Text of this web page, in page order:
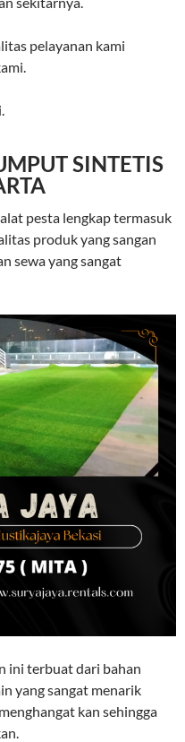
pelayanan kami
SINTETIS
pesta lengkap termasuk
produk yang sangan
sewa yang sangat
ini terbuat dari bahan
yang sangat menarik
kan sehingga